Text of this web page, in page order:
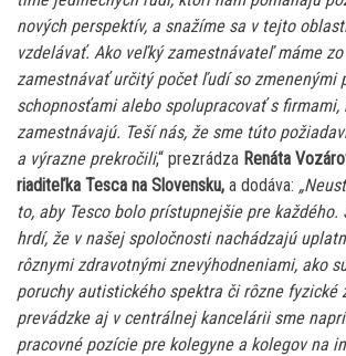
nových perspektív, a snažíme sa v tejto
vzdelávať. Ako veľký zamestnávateľ máme
zamestnávať určitý počet ľudí so zmenenými
schopnosťami alebo spolupracovať s firmami,
zamestnávajú. Teší nás, že sme túto
a výrazne prekročili,“ prezrádza Renáta
riaditeľka Tesca na Slovensku, a dodáva:
to, aby Tesco bolo prístupnejšie pre každého.
hrdí, že v našej spoločnosti nachádzajú
rôznymi zdravotnými znevýhodneniami, ako
poruchy autistického spektra či rôzne fyzické
prevádzke aj v centrálnej kancelárii sme
pracovné pozície pre kolegyne a kolegov na